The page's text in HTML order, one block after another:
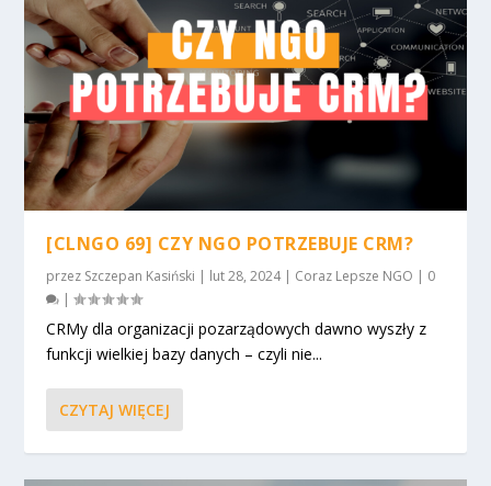
[CLNGO 69] CZY NGO POTRZEBUJE CRM?
przez Szczepan Kasiński | lut 28, 2024| Coraz Lepsze NGO | 0
|
CRMy dla organizacji pozarządowych dawno wyszły z
funkcji wielkiej bazy danych – czyli nie...
CZYTAJ WIĘCEJ